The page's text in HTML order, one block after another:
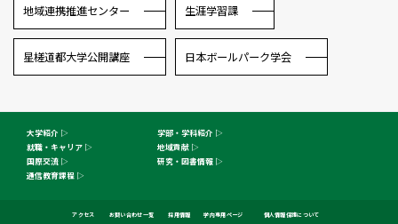
キャンパス
地域連携推進センター 生涯学習課
星槎道都大学公開講座 日本ボールパーク学会
大学紹介
学部・学科紹介
就職・キャリア
地域貢献
国際交流
研究・図書情報
通信教育課程
アクセス お問い合わせ一覧 採用情報 学内専用ページ 個人情報保護について